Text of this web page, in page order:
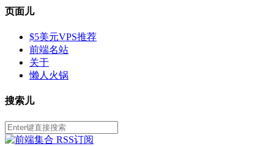
页面儿
$5美元VPS推荐
前端名站
关于
懒人火锅
搜索儿